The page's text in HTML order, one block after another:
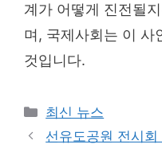
계가 어떻게 진전될
며, 국제사회는 이 사
것입니다.
Categories
최신 뉴스
선유도공원 전시회